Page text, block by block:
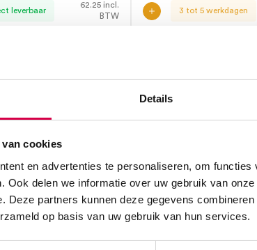
Details
cookies
en advertenties te personaliseren, om
Ook delen we informatie over uw gebruik van
Deze partners kunnen deze gegevens
op basis van uw gebruik van hun services.
leverbaar
62.25 incl.
BTW
3 tot 5 werkdagen